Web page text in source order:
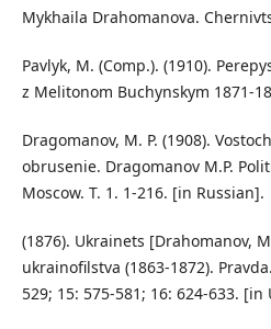
Mykhaila Drahomanova.
Pavlyk, M. (Comp.). (1910).
z Melіtonom Buchynskym 1871-
Dragomanov, M. P. (1908).
obrusenie. Dragomanov M.P.
Moscow. Т. 1. 1-216. [in Russian].
(1876). Ukrainets [Drahomanov,
ukrainofilstva (1863-1872).
529; 15: 575-581; 16: 624-633.